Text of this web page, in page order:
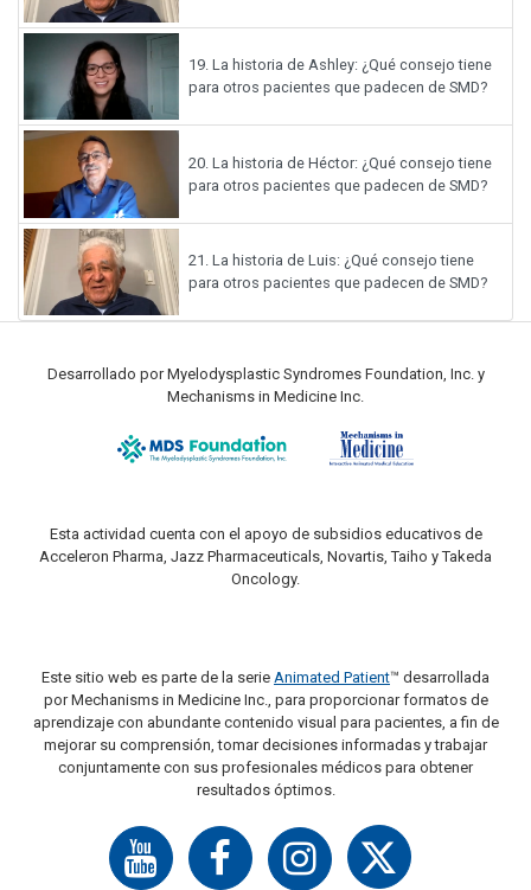
19.La historia de Ashley: ¿Qué consejo tiene
para otros pacientes que padecen de SMD?
20. La historia de Héctor: ¿Qué consejo tiene
para otros pacientes que padecen de SMD?
21.La historia de Luis: ¿Qué consejo tiene
para otros pacientes que padecen de SMD?
Desarrollado por Myelodysplastic Syndromes Foundation, Inc. y
Mechanisms in Medicine Inc.
Esta actividad cuenta con el apoyo de subsidios educativos de
Acceleron Pharma, Jazz Pharmaceuticals, Novartis, Taiho y Takeda
Oncology.
Este sitio web es parte de la serie Animated Patient™ desarrollada
por Mechanisms in Medicine Inc., para proporcionar formatos de
aprendizaje con abundante contenido visual para pacientes, a fin de
mejorar su comprensión, tomar decisiones informadas y trabajar
conjuntamente con sus profesionales médicos para obtener
resultados óptimos.